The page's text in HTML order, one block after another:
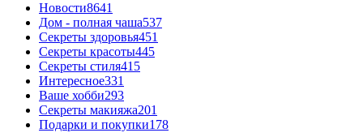
Новости8641
Дом - полная чаша537
Cекреты здоровья451
Секреты красоты445
Секреты стиля415
Интересное331
Ваше хобби293
Секреты макияжа201
Подарки и покупки178